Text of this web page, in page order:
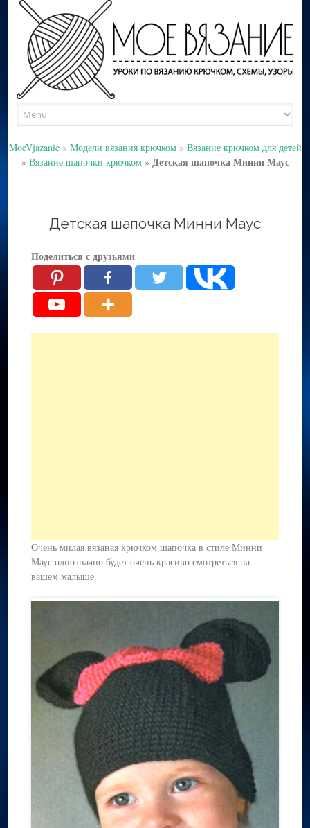
to
MoeVjazanie» Модели вязания крючком» Вязание крючком для детей
» Вязание шапочки крючком» Детская шапочка Минни Маус
Детская шапочка Минни Маус
Поделиться с друзьями
Очень милая вязаная крючком шапочка в стиле Минни
Маус однозначно будет очень красиво смотреться на
вашем малыше.